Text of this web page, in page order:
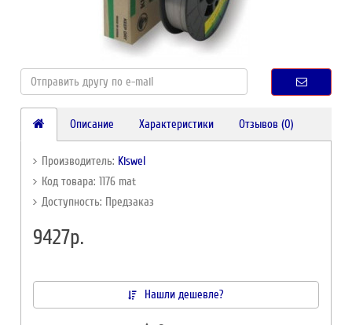
Описание Характеристики Отзывов (0)
Производитель: Kiswel
Код товара: 1176 mat
Доступность: Предзаказ
9427р.
Нашли дешевле?